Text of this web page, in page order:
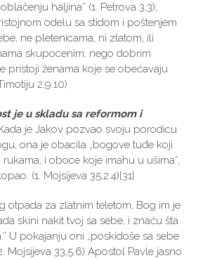
haljina” (1. Petrova 3,3);
odelu sa stidom i poštenjem
ne pletenicama, ni zlatom, ili
skupocenim, nego dobrim
pristoji ženama koje se obećavaju
2,9.10)
je u skladu sa reformom i
je Jakov pozvao svoju porodicu
ona je obacila „bogove tuđe koji
i oboce koje imahu u ušima”,
(1. Mojsijeva 35,2.4)[31]
otpada za zlatnim teletom, Bog im je
skini nakit tvoj sa sebe, i znaću šta
U pokajanju oni „poskidoše sa sebe
Mojsijeva 33,5.6) Apostol Pavle jasno